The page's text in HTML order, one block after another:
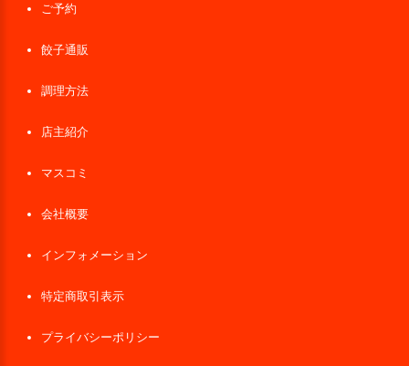
ご予約
餃子通販
調理方法
店主紹介
マスコミ
会社概要
インフォメーション
特定商取引表示
プライバシーポリシー